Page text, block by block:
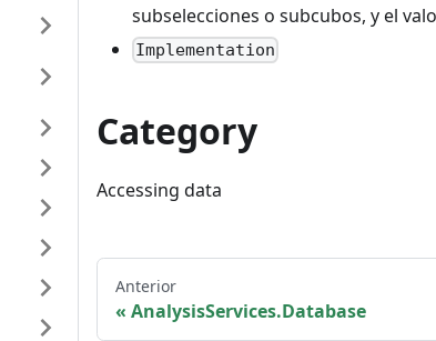
subselecciones o subcubos, y el
Implementation
Category
Accessing data
Anterior
AnalysisServices.Database